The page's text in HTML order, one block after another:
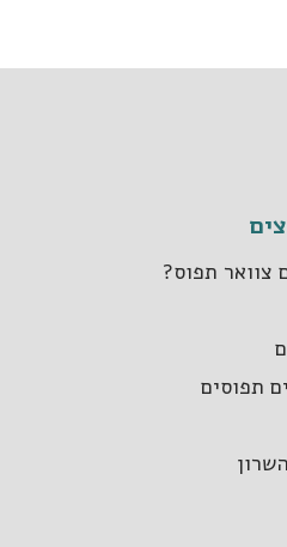
צוואר תפוס?
תפוסים